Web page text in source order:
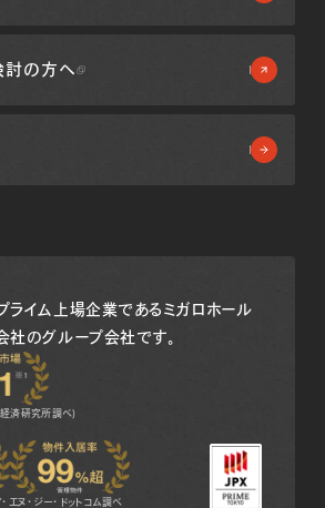
討の方へ
ライム上場企業である ミガロホール
社のグループ会社です。
済研究所調べ)
ヌ・ジー・ドットコム調べ